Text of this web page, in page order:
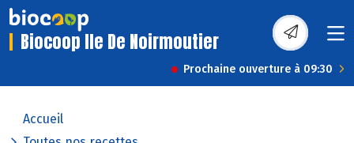
Biocoop Ile De Noirmoutier
Prochaine ouverture à 09:30
Accueil